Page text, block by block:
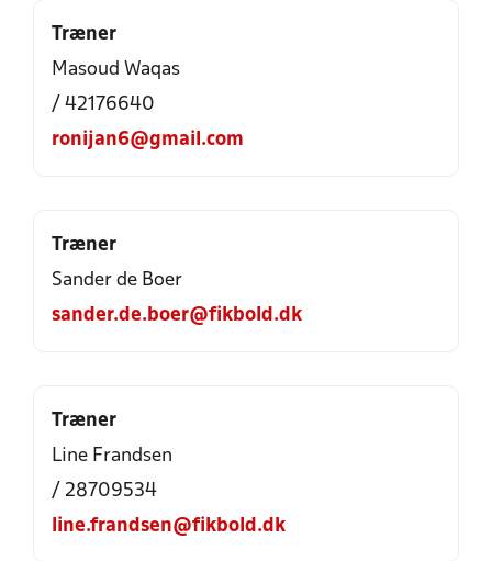
Træner
Masoud Waqas
/ 42176640
ronijan6@gmail.com
Træner
Sander de Boer
sander.de.boer@fikbold.dk
Træner
Line Frandsen
/ 28709534
line.frandsen@fikbold.dk